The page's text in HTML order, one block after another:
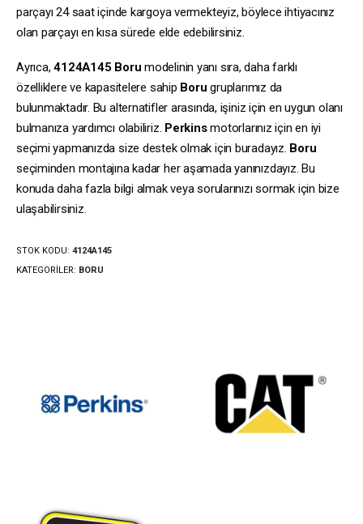
parçayı 24 saat içinde kargoya vermekteyiz, böylece ihtiyacınız
olan parçayı en kısa sürede elde edebilirsiniz.
Ayrıca,4124A145 Boru modelinin yanı sıra, daha farklı
özelliklere ve kapasitelere sahip Boru gruplarımız da
bulunmaktadır. Bu alternatifler arasında, işiniz için en uygun olanı
bulmanıza yardımcı olabiliriz. Perkinsmotorlarınız için en iyi
seçimi yapmanızda size destek olmak için buradayız. Boru
seçiminden montajına kadar her aşamada yanınızdayız. Bu
konuda daha fazla bilgi almak veya sorularınızı sormak için bize
ulaşabilirsiniz.
STOK KODU: 4124A145
KATEGORILER: BORU